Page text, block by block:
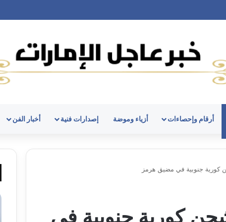
أرقام وإحصاءات أزياء وموضة إصدارات فنية أخبار الفن
كورية جنوبية في مضيق هرمز
كورية جنوبية في